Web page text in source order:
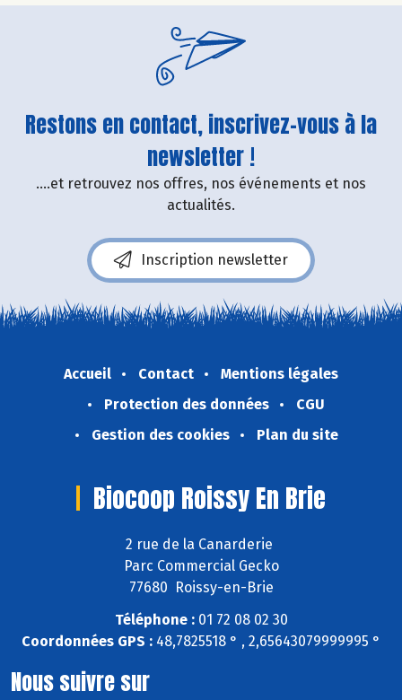
Restons en contact, inscrivez-vous à la
newsletter !
....et retrouvez nos offres, nos événements et nos
actualités.
Inscription newsletter
Accueil Contact
Mentions légales
Protection des données
CGU
Gestion des cookies
Plan du site
Biocoop Roissy En Brie
2 rue de la Canarderie
Parc Commercial Gecko
77680 Roissy-en-Brie
Téléphone :01 72 08 02 30
Coordonnées GPS : 48,7825518 ° , 2,65643079999995 °
Nous suivre sur